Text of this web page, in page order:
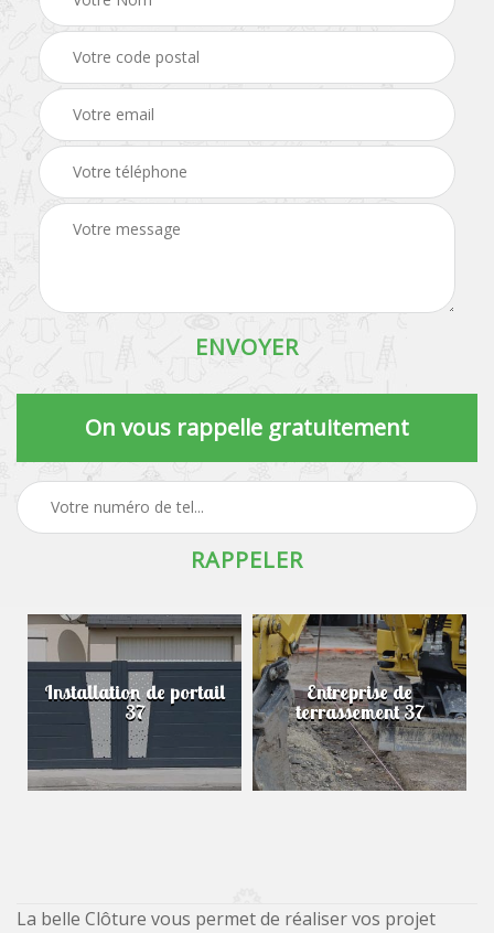
On vous rappelle gratuitement
Installation de portail
37
Entreprise de
terrassement 37
La belle Clôture vous permet de réaliser vos projet